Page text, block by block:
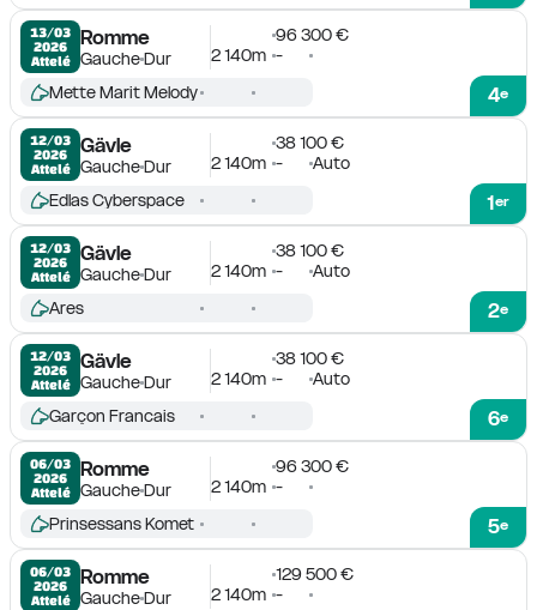
13/03
2026
Attelé
Romme
GaucheDur
96 300 €
2 140m -
4e
Mette Marit Melody
12/03
2026
Attelé
Gävle
GaucheDur
38 100 €
2 140m - Auto
1er
Edlas Cyberspace
12/03
2026
Attelé
Gävle
GaucheDur
38 100 €
2 140m - Auto
2e
Ares
12/03
2026
Attelé
Gävle
GaucheDur
38 100 €
2 140m - Auto
6e
Garçon Francais
06/03
2026
Attelé
Romme
GaucheDur
96 300 €
2 140m -
5e
Prinsessans Komet
06/03
2026
Attelé
Romme
GaucheDur
129 500 €
2 140m -